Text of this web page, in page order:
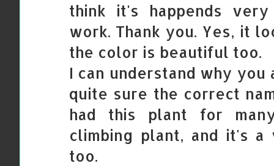
think it's happends
work. Thank you. Yes, it
the color is beautiful too.
I can understand why you
quite sure the correct
had this plant for
climbing plant, and it's
too.